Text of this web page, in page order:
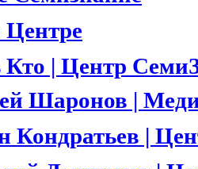
Центре
Кто | Центр
Шаронов |
Кондратьев |